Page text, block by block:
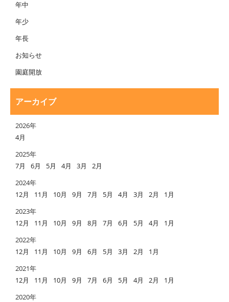
年中
年少
年長
お知らせ
園庭開放
アーカイブ
2026年
4月
2025年
7月
6月 5月 4月 3月
2月
2024年
12月
11月 10月 9月 7月 5月 4月 3月 2月
1月
2023年
12月
11月 10月 9月 8月 7月 6月 5月 4月
1月
2022年
12月
11月 10月 9月 6月 5月 3月 2月
1月
2021年
12月
11月 10月 9月 7月 6月 5月 4月 2月
1月
2020年